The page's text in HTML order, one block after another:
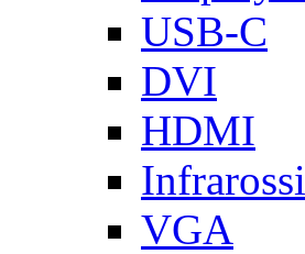
USB-C
DVI
HDMI
Infrarossi
VGA